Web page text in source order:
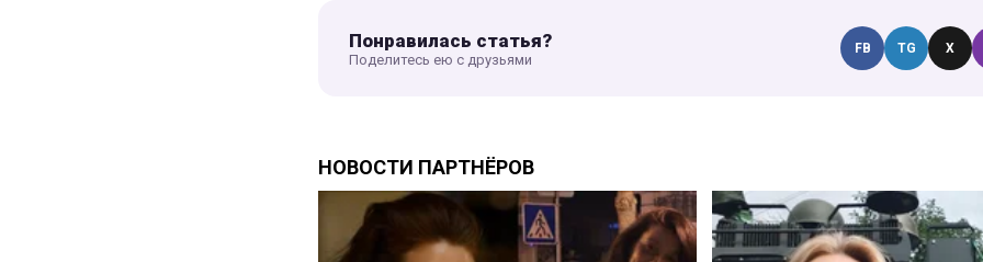
Понравилась статья?
Поделитесь ею с друзьями
FB TG X